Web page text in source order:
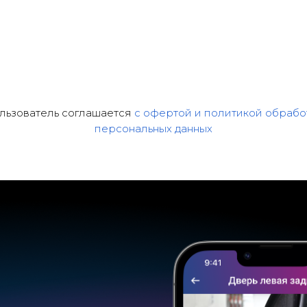
соглашается с офертой и политикой
персональных данных